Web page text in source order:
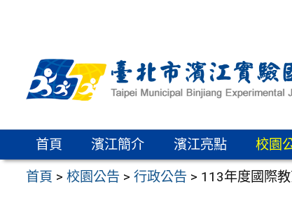
區
首頁 濱江簡介 濱江亮點 校園
首頁 >校園公告 >行政公告 > 113年度國際